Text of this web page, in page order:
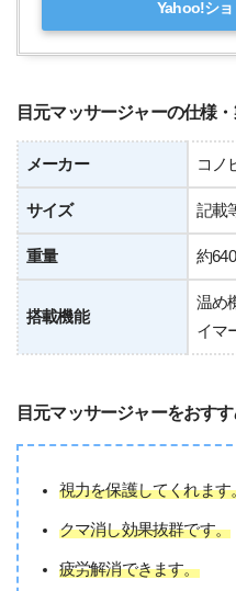
Yahoo!シ
目元マッサージャーの仕様
メーカー コノ
サイズ 記載
重量 約
搭載機能
温め
イマ
目元マッサージャーをおす
視力を保護してくれます
クマ消し効果抜群です。
疲労解消できます。